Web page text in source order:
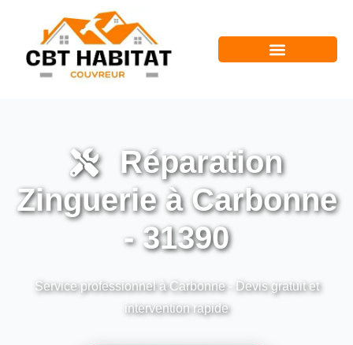
Réparation
Zinguerie à Carbonne
- 31390
Service professionnel à Carbonne - Devis gratuit et
intervention rapide